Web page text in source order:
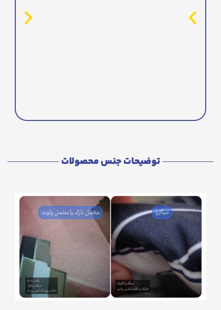
توضیحات جنس محصولات